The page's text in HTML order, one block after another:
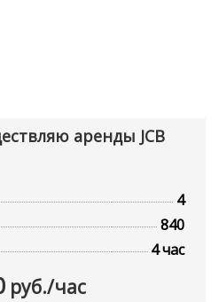
аренды JCB
4
840
4 час
руб./час